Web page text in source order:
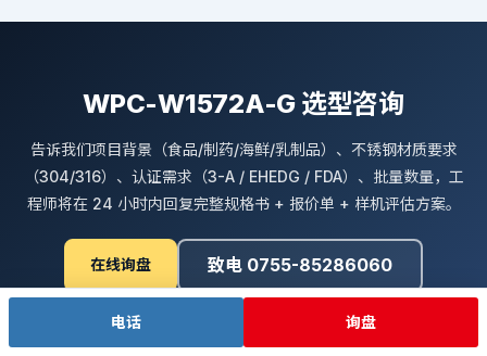
WPC-W1572A-G 选型咨询
告诉我们项目背景（食品/制药/海鲜/乳制品）、不锈钢材质要求
（304/316）、认证需求（3-A / EHEDG / FDA）、批量数量，工
程师将在 24 小时内回复完整规格书 + 报价单 + 样机评估方案。
在线询盘 致电 0755-85286060
电话 询盘